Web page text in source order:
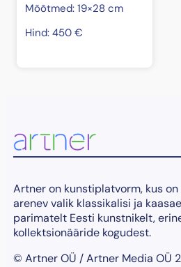
Mõõtmed: 19×28 cm
Hind: 450 €
Artner on kunstiplatvorm, kus
arenev valik klassikalisi ja
parimatelt Eesti kunstnikelt,
kollektsionääride kogudest.
© Artner OÜ / Artner Media OÜ